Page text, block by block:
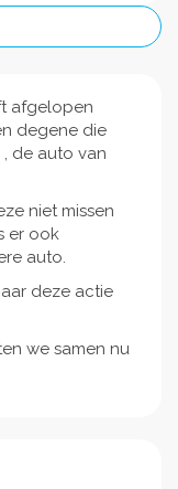
afgelopen
degene die
de auto van
niet missen
er ook
auto.
deze actie
we samen nu